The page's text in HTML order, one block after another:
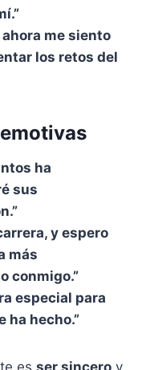
me siento
los retos del
ha
sus
y espero
más
conmigo.”
especial para
ha hecho.”